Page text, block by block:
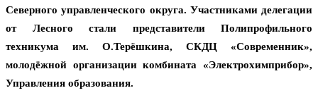
Северного управленческого округа. Участниками делегации
от Лесного стали представители Полипрофильного
техникума им. О.Терёшкина, СКДЦ «Современник»,
молодёжной организации комбината «Электрохимприбор»,
Управления образования.